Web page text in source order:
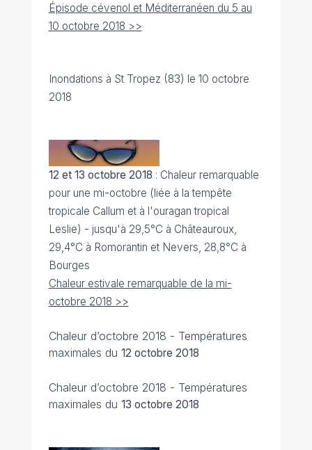
Épisode cévenol et Méditerranéen du 5 au
10 octobre 2018 >>
Inondations à St Tropez (83) le 10 octobre
2018
12 et 13 octobre 2018 : Chaleur remarquable
pour une mi-octobre (liée à la tempête
tropicale Callum et à l'ouragan tropical
Leslie) - jusqu'à 29,5°C à Châteauroux,
29,4°C à Romorantin et Nevers, 28,8°C à
Bourges
Chaleur estivale remarquable de la mi-
octobre 2018 >>
Chaleur d’octobre 2018 - Températures
maximales du 12 octobre 2018
Chaleur d’octobre 2018 - Températures
maximales du 13 octobre 2018